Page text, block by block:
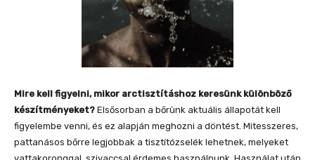
Mire kell figyelni, mikor arctisztításhoz keresünk különböző
készítményeket? Elsősorban a bőrünk aktuális állapotát kell
figyelembe venni, és ez alapján meghozni a döntést. Mitesszeres,
pattanásos bőrre legjobbak a tisztítózselék lehetnek, melyeket